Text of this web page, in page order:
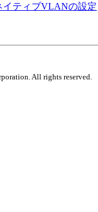
ティブVLANの設定
All rights reserved.